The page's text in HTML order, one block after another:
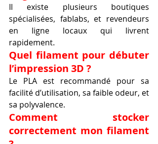
Il existe plusieurs boutiques
spécialisées, fablabs, et revendeurs
en ligne locaux qui livrent
rapidement.
Quel filament pour débuter
l’impression 3D ?
Le PLA est recommandé pour sa
facilité d’utilisation, sa faible odeur, et
sa polyvalence.
Comment stocker
correctement mon filament